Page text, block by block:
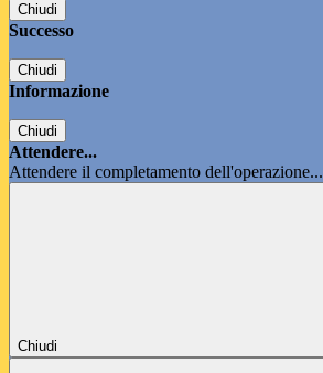
Chiudi
Successo
Chiudi
Informazione
Chiudi
Attendere...
Attendere il completamento dell'operazione...
Chiudi